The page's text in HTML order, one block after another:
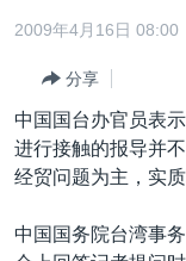
转
跳
转
港澳
国际
最新国际新闻
分类新闻
2009年4月16日 08:00
分享
中国国台办官员表
进行接触的报导并
经贸问题为主，实
中国国务院台湾事